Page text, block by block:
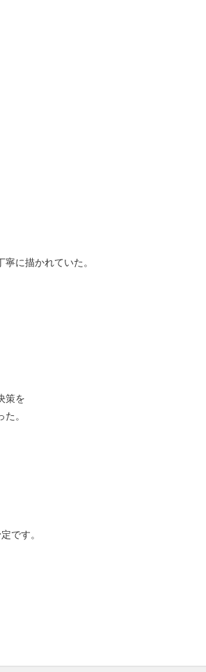
に描かれていた。
策を
。
です。